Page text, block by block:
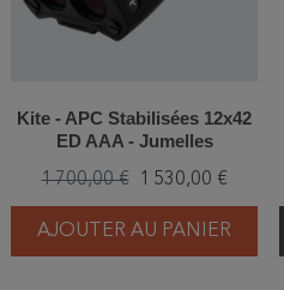
Kite - APC Stabilisées 12x42
ED AAA - Jumelles
1 700,00 € 1 530,00 €
AJOUTER AU PANIER